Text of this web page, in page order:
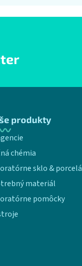
produkty
chémia
sklo &
materiál
pomôcky